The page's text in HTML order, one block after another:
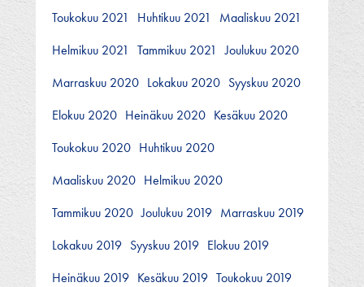
Toukokuu 2021
Huhtikuu 2021
Maaliskuu 2021
Helmikuu 2021
Tammikuu 2021
Joulukuu 2020
Marraskuu 2020 Lokakuu 2020 Syyskuu 2020
Elokuu 2020 Heinäkuu 2020 Kesäkuu 2020
Toukokuu 2020 Huhtikuu 2020
Maaliskuu 2020 Helmikuu 2020
Tammikuu 2020 Joulukuu 2019 Marraskuu 2019
Lokakuu 2019 Syyskuu 2019 Elokuu 2019
Heinäkuu 2019 Kesäkuu 2019 Toukokuu 2019